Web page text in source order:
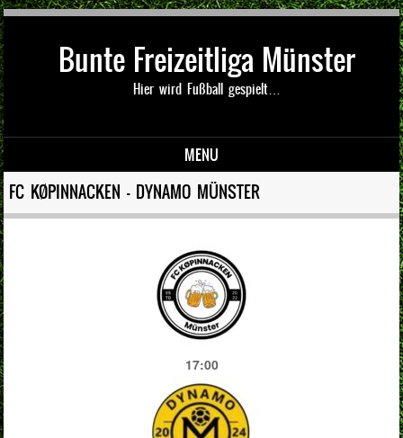
Bunte Freizeitliga Münster
Hier wird Fußball gespielt…
MENU
Skip to content
FC KØPINNACKEN — DYNAMO MÜNSTER
17:00